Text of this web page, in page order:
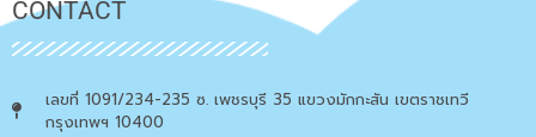
CONTACT
เลขที่ 1091/234-235 ซ. เพชรบุรี 35 แขวงมักกะสัน เขตราชเทวี
กรุงเทพฯ 10400